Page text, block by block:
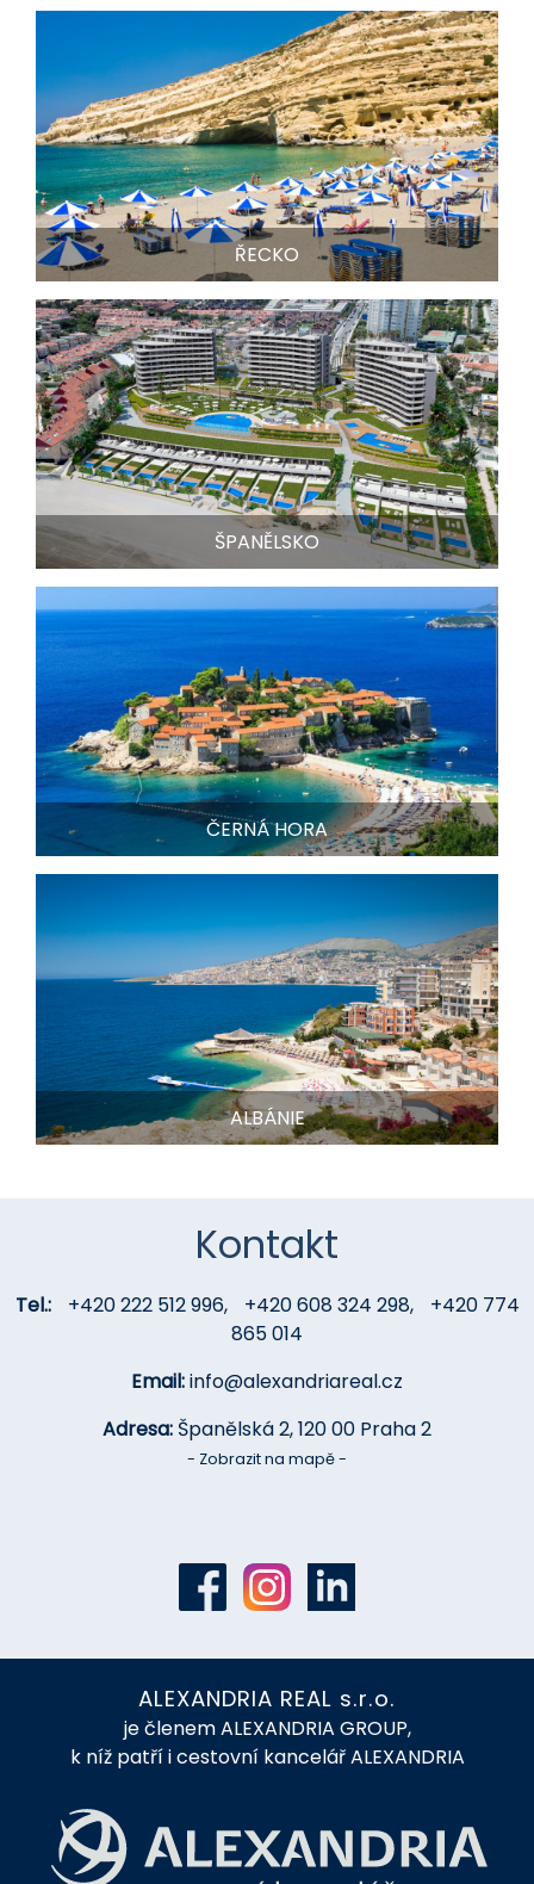
ŘECKO
ŠPANĚLSKO
ČERNÁ HORA
ALBÁNIE
Kontakt
Tel.: +420 222 512 996, +420 608 324 298,
+420 774
865 014
Email:info@alexandriareal.cz
Adresa: Španělská 2, 120 00 Praha 2
- Zobrazit na mapě -
ALEXANDRIA REAL s.r.o.
je členem ALEXANDRIA GROUP,
k níž patří i cestovní kancelář ALEXANDRIA